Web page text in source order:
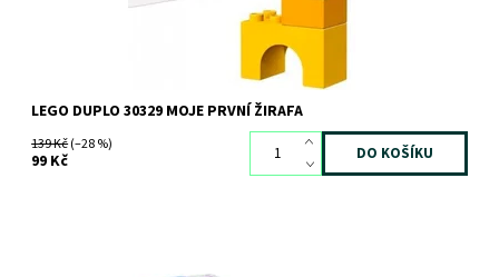
LEGO DUPLO 30329 MOJE PRVNÍ ŽIRAFA
139 Kč(–28 %)
99 Kč